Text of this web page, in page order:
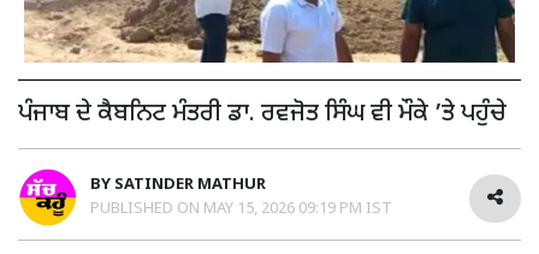
ਪੰਜਾਬ ਦੇ ਕੈਬਨਿਟ ਮੰਤਰੀ ਡਾ. ਰਵਜੋਤ ਸਿੰਘ ਵੀ ਮੌਕੇ ’ਤੇ ਪਹੁੰਚੇ
BY SATINDER MATHUR
PUBLISHED ON MAY 15, 2026 09:19 PM IST